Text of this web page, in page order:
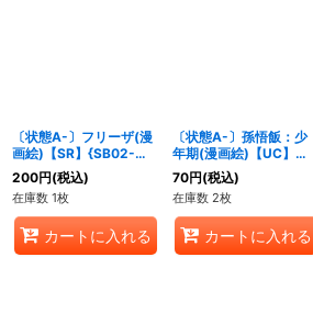
〔状態A-〕フリーザ(漫
画絵)【SR】{SB02-
054}
200円(税込)
在庫数 1枚
カートに入れる
〔状態A-〕孫悟飯：少
年期(漫画絵)【UC】
{SB02-005}
70円(税込)
在庫数 2枚
カートに入れる